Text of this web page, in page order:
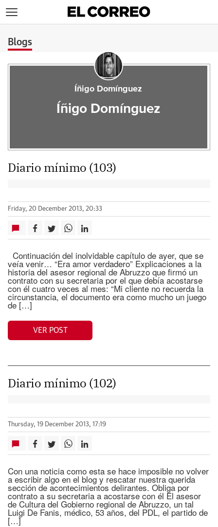
Blogs
Íñigo Domínguez
Íñigo Domínguez
Diario mínimo (103)
Friday, 20 December 2013, 20:33
Continuación del inolvidable capítulo de ayer, que se
veía venir… “Era amor verdadero” Explicaciones a la
historia del asesor regional de Abruzzo que firmó un
contrato con su secretaria por el que debía acostarse
con él cuatro veces al mes: “Mi cliente no recuerda la
circunstancia, el documento era como mucho un juego
de […]
VER POST
Diario mínimo (102)
Thursday, 19 December 2013, 17:19
Con una noticia como esta se hace imposible no volver
a escribir algo en el blog y rescatar nuestra querida
sección de acontecimientos delirantes. Obliga por
contrato a su secretaria a acostarse con él El asesor
de Cultura del Gobierno regional de Abruzzo, un tal
Luigi De Fanis, médico, 53 años, del PDL, el partido de
[…]